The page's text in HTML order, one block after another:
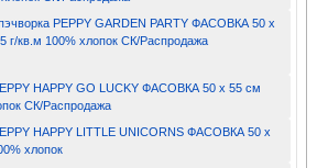
PEPPY GARDEN PARTY ФАСОВКА 50 x
г/кв.м 100% хлопок СК/Распродажа
HAPPY GO LUCKY ФАСОВКА 50 x 55 см
СК/Распродажа
HAPPY LITTLE UNICORNS ФАСОВКА 50 x
хлопок